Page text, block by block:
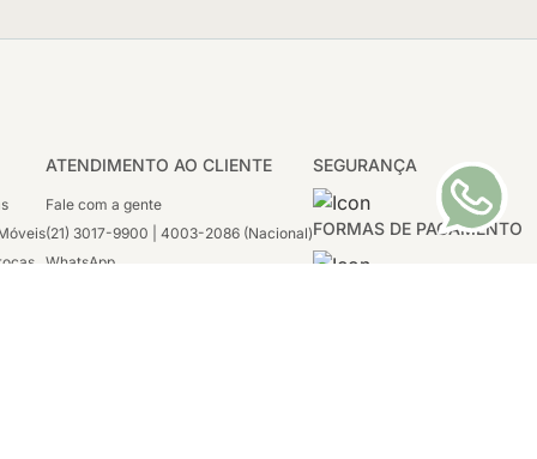
SEGURANÇA
FORMAS DE PAGAMENTO
ATENDIMENTO AO CLIENTE
Fale com a gente
(21) 3017-9900 | 4003-2086 (Nacional)
WhatsApp